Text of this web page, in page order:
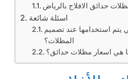
حدائق الافلاج بالرياض
اسئلة شائعة
يتم استخدامها عند تصميم
المظلات؟
هي اسعار مظلات حدائق؟